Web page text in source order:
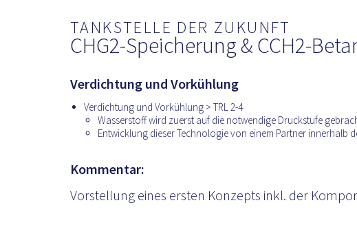
TANKSTELLE DER ZUKUNFT
CHG2-Speicherung & CCH2-
Verdichtung und Vorkühlung
Verdichtung und Vorkühlung > TRL 2-4
Wasserstoff wird zuerst auf die notwendige Druckstufe
Entwicklung dieser Technologie von einem Partner innerhalb
Kommentar:
Vorstellung eines ersten Konzepts inkl. der